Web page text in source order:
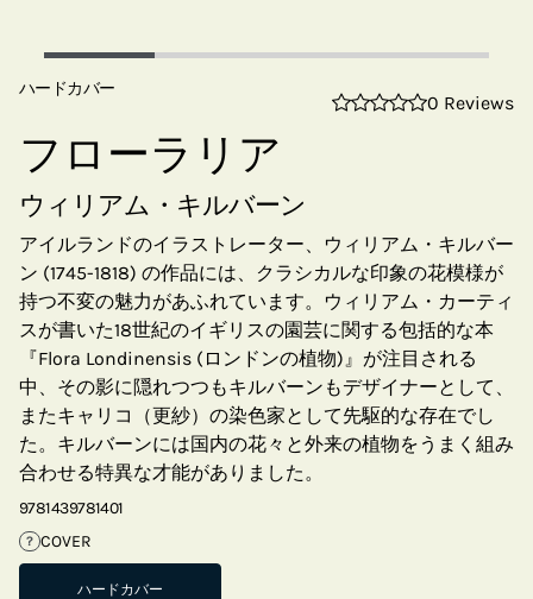
ハードカバー
0 Reviews
フローラリア
ウィリアム・キルバーン
アイルランドのイラストレーター、ウィリアム・キルバー
ン (1745-1818) の作品には、クラシカルな印象の花模様が
持つ不変の魅力があふれています。ウィリアム・カーティ
スが書いた18世紀のイギリスの園芸に関する包括的な本
『Flora Londinensis (ロンドンの植物)』が注目される
中、その影に隠れつつもキルバーンもデザイナーとして、
またキャリコ（更紗）の染色家として先駆的な存在でし
た。キルバーンには国内の花々と外来の植物をうまく組み
合わせる特異な才能がありました。
9781439781401
? COVER
ハードカバー